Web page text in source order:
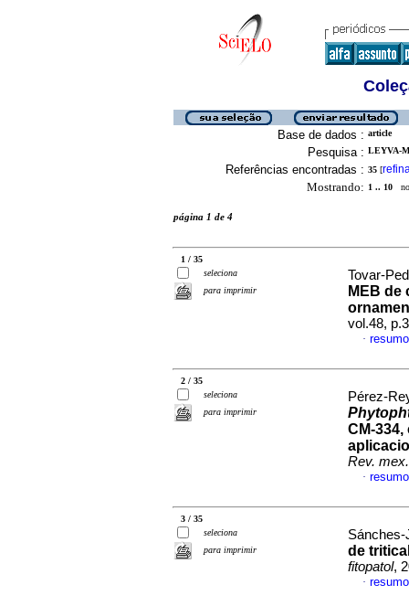
Base de dados : article
Pesquisa : LEYVA-
Referências encontradas : 35 [
Mostrando: 1 .. 10
página 1 de 4
1 / 35
seleciona
para imprimir
Tovar-
MEB
vol.48,
·
2 / 35
seleciona
para imprimir
Pérez-
CM-
Rev.
·
3 / 35
seleciona
para imprimir
de
fitopatol,
·